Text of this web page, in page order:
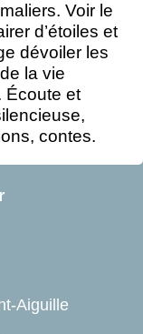
Voir le
d’étoiles et
dévoiler les
la vie
Écoute et
contes.
Aiguille